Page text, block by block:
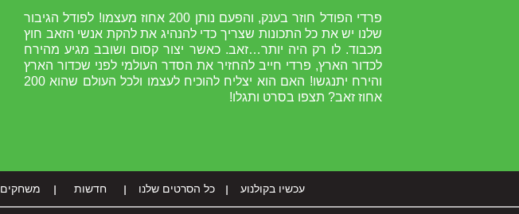
פרדי הפודל חוזר בענק, והפעם נותן 200 אחוז מעצמו! לפודל הגיבור
שלנו יש את כל התכונות שצריך כדי להנהיג את להקת אנשי הזאב חוץ
מכבוד. לו רק היה יותר…זאב. כאשר יצור קסום ושובב מגיע מהירח
לכדור הארץ, פרדי חייב להחזיר את הסדר העולמי לפני שכדור הארץ
והירח יתנגשו! האם הוא יצליח להוכיח לעצמו ולכל העולם שהוא 200
אחוז זאב? תצפו בסרט ותגלו!
עכשיו בקולנוע כל הסרטים שלנו חדשות משחקים